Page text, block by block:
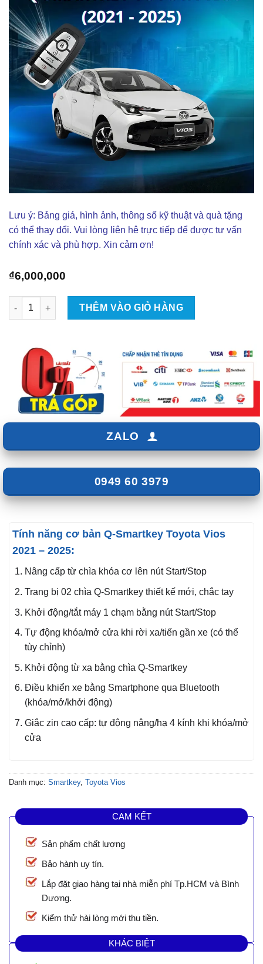
Lưu ý: Bảng giá, hình ảnh, thông số kỹ thuật và quà tặng
có thể thay đổi. Vui lòng liên hê trực tiếp để được tư vấn
chính xác và phù hợp. Xin cảm ơn!
₫6,000,000
Q-Smartkey Toyota Vios 2021 - 2025 số lượng
THÊM VÀO GIỎ HÀNG
ZALO
0949 60 3979
Tính năng cơ bản Q-Smartkey Toyota Vios
2021 – 2025:
Nâng cấp từ chìa khóa cơ lên nút Start/Stop
Trang bị 02 chìa Q-Smartkey thiết kế mới, chắc tay
Khởi động/tắt máy 1 chạm bằng nút Start/Stop
Tự động khóa/mở cửa khi rời xa/tiến gần xe (có thể
tùy chỉnh)
Khởi động từ xa bằng chìa Q-Smartkey
Điều khiển xe bằng Smartphone qua Bluetooth
(khóa/mở/khởi động)
Giắc zin cao cấp: tự động nâng/hạ 4 kính khi khóa/mở
cửa
Danh mục: Smartkey, Toyota Vios
CAM KẾT
Sản phẩm chất lượng
Bảo hành uy tín.
Lắp đặt giao hàng tại nhà miễn phí Tp.HCM và Bình
Dương.
Kiểm thử hài lòng mới thu tiền.
KHÁC BIỆT